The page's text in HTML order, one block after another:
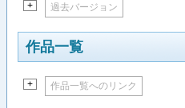
+ 過去バージョン
作品一覧
+ 作品一覧へのリンク